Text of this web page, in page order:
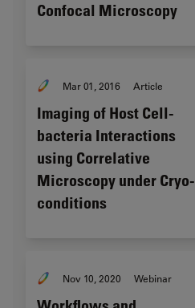
Confocal Microscopy
Mar 01, 2016 Article
Imaging of Host Cell-
bacteria Interactions
using Correlative
Microscopy under Cryo-
conditions
Nov 10, 2020 Webinar